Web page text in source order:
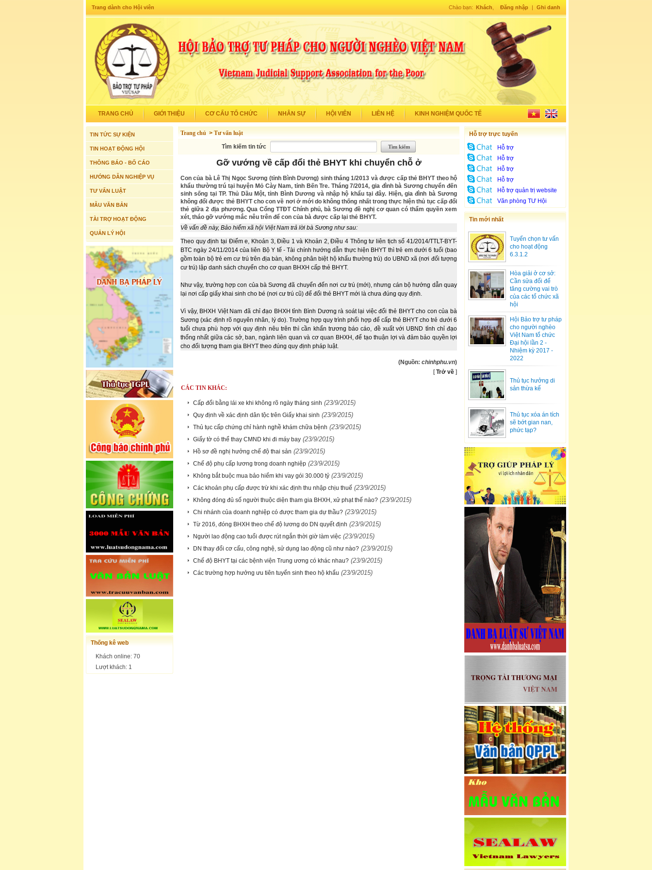
Trang dành cho Hội viên Chào bạn: Khách Đăng nhập | Ghi danh
TRANG CHỦ GIỚI THIỆU CƠ CẤU TỔ CHỨC NHÂN SỰ HỘI VIÊN LIÊN HỆ KINH NGHIỆM QUỐC TẾ
TIN TỨC SỰ KIỆN
TIN HOẠT ĐỘNG HỘI
THÔNG BÁO - BỐ CÁO
HƯỚNG DẪN NGHIỆP VỤ
TƯ VẤN LUẬT
MẪU VĂN BẢN
TÀI TRỢ HOẠT ĐỘNG
QUẢN LÝ HỘI
Thống kê web
Khách online: 70
Lượt khách: 1
Trang chủ > Tư vấn luật
Tìm kiếm tin tức
Gỡ vướng về cấp đổi thẻ BHYT khi chuyển chỗ ở
Con của bà Lê Thị Ngọc Sương (tỉnh Bình Dương) sinh tháng 1/2013 và được cấp thẻ BHYT theo hộ
khẩu thường trú tại huyện Mỏ Cày Nam, tỉnh Bến Tre. Tháng 7/2014, gia đình bà Sương chuyển đến
sinh sống tại TP. Thủ Dầu Một, tỉnh Bình Dương và nhập hộ khẩu tại đây. Hiện, gia đình bà Sương
không đổi được thẻ BHYT cho con về nơi ở mới do không thống nhất trong thực hiện thủ tục cấp đổi
thẻ giữa 2 địa phương. Qua Cổng TTĐT Chính phủ, bà Sương đề nghị cơ quan có thẩm quyền xem
xét, tháo gỡ vướng mắc nêu trên để con của bà được cấp lại thẻ BHYT.
Về vấn đề này, Bảo hiểm xã hội Việt Nam trả lời bà Sương như sau:
Theo quy định tại Điểm e, Khoản 3, Điều 1 và Khoản 2, Điều 4 Thông tư liên tịch số 41/2014/TTLT-BYT-
BTC ngày 24/11/2014 của liên Bộ Y tế - Tài chính hướng dẫn thực hiện BHYT thì trẻ em dưới 6 tuổi (bao
gồm toàn bộ trẻ em cư trú trên địa bàn, không phân biệt hộ khẩu thường trú) do UBND xã (nơi đối tượng
cư trú) lập danh sách chuyển cho cơ quan BHXH cấp thẻ BHYT.
Như vậy, trường hợp con của bà Sương đã chuyển đến nơi cư trú (mới), nhưng cán bộ hướng dẫn quay
lại nơi cấp giấy khai sinh cho bé (nơi cư trú cũ) để đổi thẻ BHYT mới là chưa đúng quy định.
Vì vậy, BHXH Việt Nam đã chỉ đạo BHXH tỉnh Bình Dương rà soát lại việc đổi thẻ BHYT cho con của bà
Sương (xác định rõ nguyên nhân, lý do). Trường hợp quy trình phối hợp để cấp thẻ BHYT cho trẻ dưới 6
tuổi chưa phù hợp với quy định nêu trên thì cần khẩn trương báo cáo, đề xuất với UBND tỉnh chỉ đạo
thống nhất giữa các sở, ban, ngành liên quan và cơ quan BHXH, để tạo thuận lợi và đảm bảo quyền lợi
cho đối tượng tham gia BHYT theo đúng quy định pháp luật.
(Nguồn: chinhphu.vn)
[Trở về ]
CÁC TIN KHÁC:
Cấp đổi bằng lái xe khi không rõ ngày tháng sinh (23/9/2015)
Quy định về xác định dân tộc trên Giấy khai sinh (23/9/2015)
Thủ tục cấp chứng chỉ hành nghề khám chữa bệnh (23/9/2015)
Giấy tờ có thể thay CMND khi đi máy bay (23/9/2015)
Hồ sơ đề nghị hưởng chế độ thai sản (23/9/2015)
Chế độ phụ cấp lương trong doanh nghiệp (23/9/2015)
Không bắt buộc mua bảo hiểm khi vay gói 30.000 tỷ (23/9/2015)
Các khoản phụ cấp được trừ khi xác định thu nhập chịu thuế (23/9/2015)
Không đóng đủ số người thuộc diện tham gia BHXH, xử phạt thế nào? (23/9/2015)
Chi nhánh của doanh nghiệp có được tham gia dự thầu? (23/9/2015)
Từ 2016, đóng BHXH theo chế độ lương do DN quyết định (23/9/2015)
Người lao động cao tuổi được rút ngắn thời giờ làm việc (23/9/2015)
DN thay đổi cơ cấu, công nghệ, sử dụng lao động cũ như nào? (23/9/2015)
Chế độ BHYT tại các bệnh viện Trung ương có khác nhau? (23/9/2015)
Các trường hợp hưởng ưu tiên tuyển sinh theo hộ khẩu (23/9/2015)
Hỗ trợ trực tuyến
Hỗ trợ
Hỗ trợ
Hỗ trợ
Hỗ trợ
Hỗ trợ quản trị website
Văn phòng TƯ Hội
Tin mới nhất
Tuyển chọn tư vấn
cho hoạt động
6.3.1.2
Hòa giải ở cơ sở:
Cần sửa đổi để
tăng cường vai trò
của các tổ chức xã
hội
Hội Bảo trợ tư pháp
cho người nghèo
Việt Nam tổ chức
Đại hội lần 2 -
Nhiệm kỳ 2017 -
2022
Thủ tục hưởng di
sản thừa kế
Thủ tục xóa án tích
sẽ bớt gian nan,
phức tạp?